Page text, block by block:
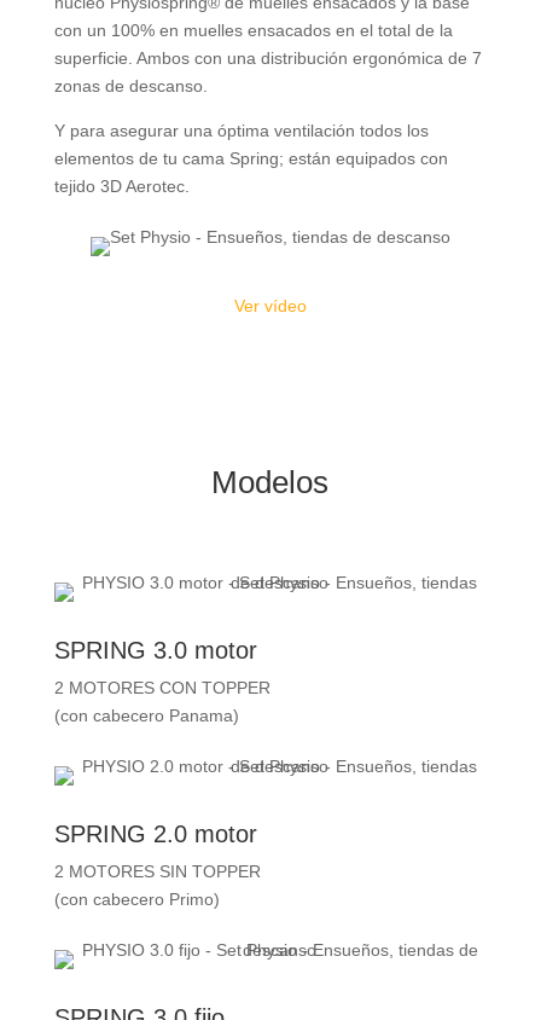
con un 100% en muelles ensacados en el total de la
superficie. Ambos con una distribución ergonómica de 7
zonas de descanso.
Y para asegurar una óptima ventilación todos los
elementos de tu cama Spring; están equipados con
tejido 3D Aerotec.
Ver vídeo
Modelos
SPRING 3.0 motor
2 MOTORES CON TOPPER
(con cabecero Panama)
SPRING 2.0 motor
2 MOTORES SIN TOPPER
(con cabecero Primo)